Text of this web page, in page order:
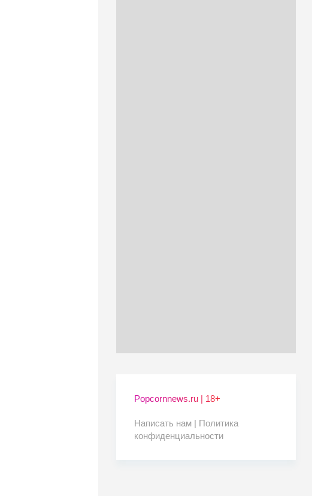
Popcornnews.ru | 18+
Написать нам | Политика
конфиденциальности